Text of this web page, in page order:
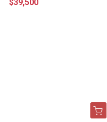
$39,500